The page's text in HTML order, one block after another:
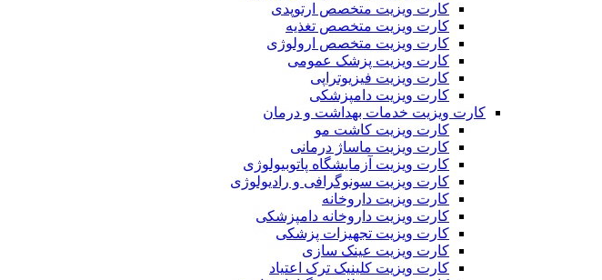
کارت ویزیت متخصص ارتوپدی
کارت ویزیت متخصص تغذیه
کارت ویزیت متخصص ارولوژی
کارت ویزیت پزشک عمومی
کارت ویزیت فیزیوتراپی
کارت ویزیت دامپزشکی
کارت ویزیت خدمات بهداشت و درمان
کارت ویزیت کاشت مو
کارت ویزیت ماساژ درمانی
کارت ویزیت آزمایشگاه پاتوبیولوژی
کارت ویزیت سونوگرافی و رادیولوژی
کارت ویزیت داروخانه
کارت ویزیت داروخانه دامپزشکی
کارت ویزیت تجهیزات پزشکی
کارت ویزیت عینک سازی
کارت ویزیت کلینیک ترک اعتیاد